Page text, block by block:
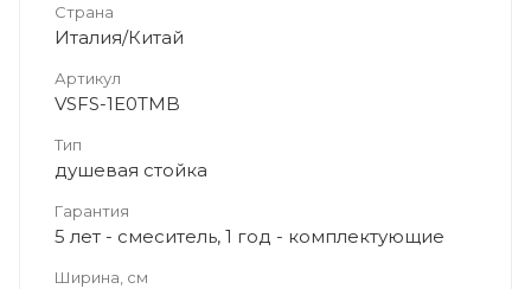
Страна
Италия/Китай
Артикул
VSFS-1E0TMB
Тип
душевая стойка
Гарантия
5 лет - смеситель, 1 год - комплектующие
Ширина, см